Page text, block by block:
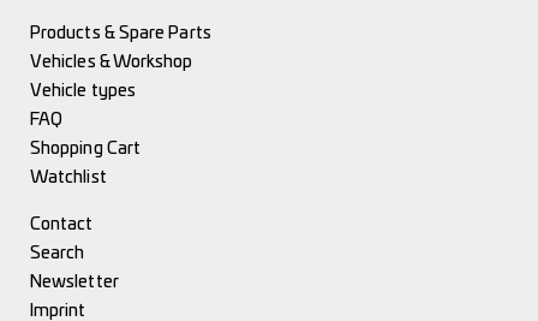
Products & Spare Parts
Vehicles & Workshop
Vehicle types
FAQ
Shopping Cart
Watchlist
Contact
Search
Newsletter
Imprint